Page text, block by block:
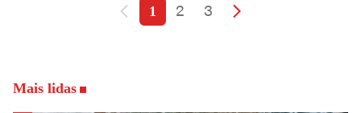
1 2 3
Mais lidas